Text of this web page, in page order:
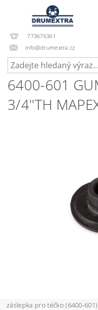
773676361
info@drumextra.cz
6400-601
3/4''TH
záslepka pro téčko (6400-601)